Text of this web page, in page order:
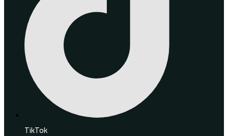
TikTok